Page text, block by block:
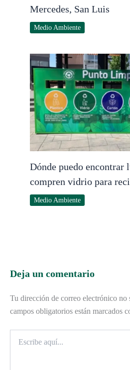
Mercedes, San Luis
Medio Ambiente
Dónde puedo encontrar
compren vidrio para
Medio Ambiente
Deja un comentario
Tu dirección de correo electrónico no
campos obligatorios están marcados
aquí...